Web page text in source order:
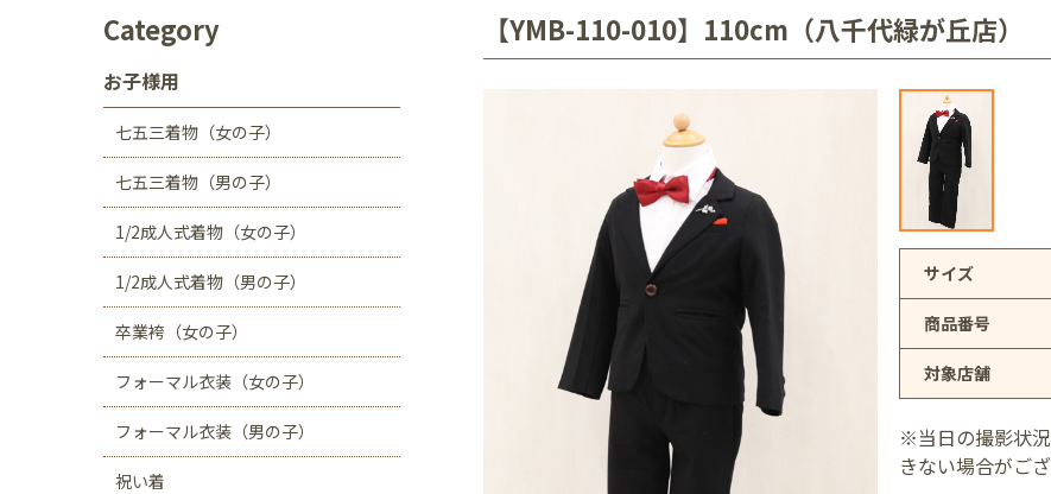
お宮参り 入園・入学／卒園・卒業 ファミリーフォト 誕生日
マタニティ用ドレス
アリオ上尾店
つくば学園の森店
静岡県
【YMB-110-010】110cm（八千代緑が丘店）
サイズ
商品番号
対象店舗
※当日の撮影状
きない場合がござ
Category
お子様用
七五三着物（女の子）
七五三着物（男の子）
1/2成人式着物（女の子）
1/2成人式着物（男の子）
卒業袴（女の子）
フォーマル衣装（女の子）
フォーマル衣装（男の子）
祝い着